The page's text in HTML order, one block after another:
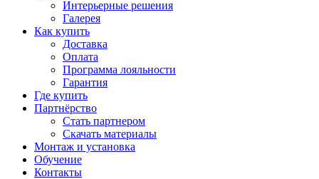
Интерьерные решения
Галерея
Как купить
Доставка
Оплата
Программа лояльности
Гарантия
Где купить
Партнёрство
Стать партнером
Скачать материалы
Монтаж и установка
Обучение
Контакты